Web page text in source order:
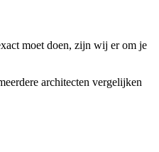
moet doen, zijn wij er om je
architecten vergelijken